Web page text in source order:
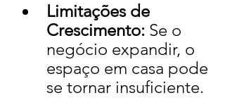
Limitações de
Crescimento: Se o
negócio expandir, o
espaço em casa pode
se tornar insuficiente.